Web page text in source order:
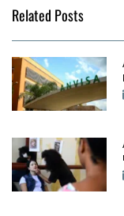
Related Posts